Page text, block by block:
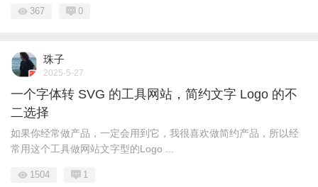
367 0
珠子
2025-5-27
一个字体转 SVG 的工具网站，简约文字 Logo 的不
二选择
如果你经常做产品，一定会用到它，我很喜欢做简约产品，所以经
常用这个工具做网站文字型的Logo ...
1504 1